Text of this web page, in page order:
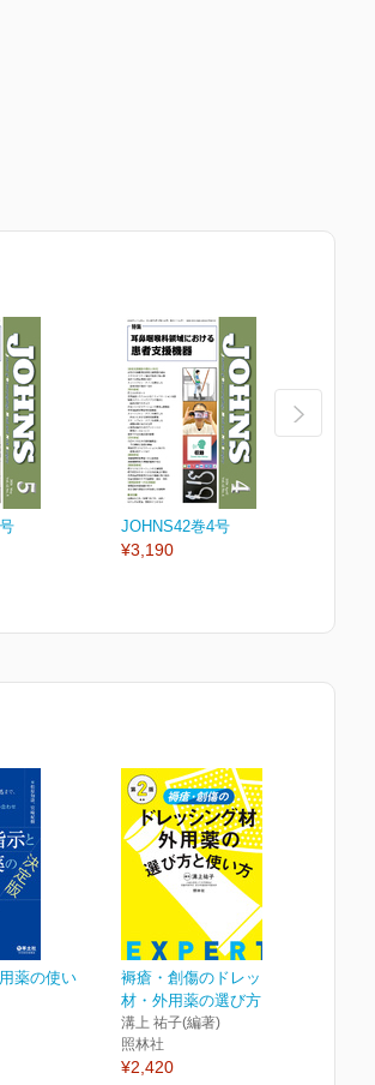
JOHNS42巻4号
¥3,190
薬の使い
褥瘡・創傷のドレッシング
材・外用薬の選び方と使...
溝上 祐子(編著)
照林社
¥2,420